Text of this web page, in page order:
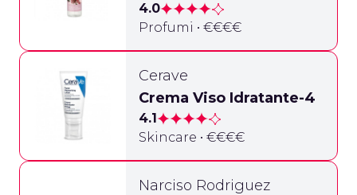
4.0
Profumi • €€€€
Cerave
Crema Viso Idratante-4
4.1
Skincare • €€€€
Narciso Rodriguez